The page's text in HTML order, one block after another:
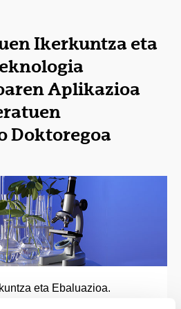
Ikerkuntza eta
Aplikazioa
Doktoregoa
eta Ebaluazioa.